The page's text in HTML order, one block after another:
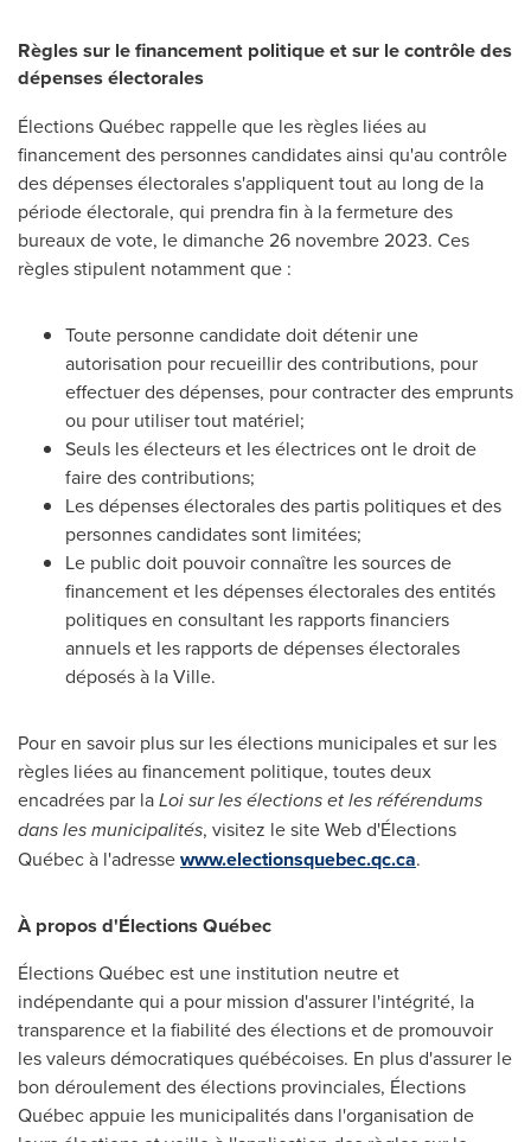
Règles sur le financement politique et sur le contrôle des
dépenses électorales
Élections Québec rappelle que les règles liées au
financement des personnes candidates ainsi qu'au contrôle
des dépenses électorales s'appliquent tout au long de la
période électorale, qui prendra fin à la fermeture des
bureaux de vote, le dimanche 26 novembre 2023. Ces
règles stipulent notamment que :
Toute personne candidate doit détenir une
autorisation pour recueillir des contributions, pour
effectuer des dépenses, pour contracter des emprunts
ou pour utiliser tout matériel;
Seuls les électeurs et les électrices ont le droit de
faire des contributions;
Les dépenses électorales des partis politiques et des
personnes candidates sont limitées;
Le public doit pouvoir connaître les sources de
financement et les dépenses électorales des entités
politiques en consultant les rapports financiers
annuels et les rapports de dépenses électorales
déposés à la Ville.
Pour en savoir plus sur les élections municipales et sur les
règles liées au financement politique, toutes deux
encadrées par laLoi sur les élections et les référendums
dans les municipalités, visitez le site Web d'Élections
Québec à l'adressewww.electionsquebec.qc.ca.
À propos d'Élections Québec
Élections Québec est une institution neutre et
indépendante qui a pour mission d'assurer l'intégrité, la
transparence et la fiabilité des élections et de promouvoir
les valeurs démocratiques québécoises. En plus d'assurer le
bon déroulement des élections provinciales, Élections
Québec appuie les municipalités dans l'organisation de